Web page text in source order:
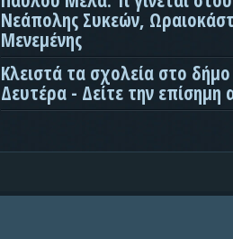
Νεάπολης Συκεών,
Μενεμένης
Κλειστά τα σχολεία στο
Δευτέρα - Δείτε την επίσημη